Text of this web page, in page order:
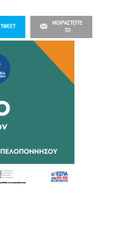
TWEET
ΜΟΙΡΑΣΤΕΊΤΕ
ΤΟ